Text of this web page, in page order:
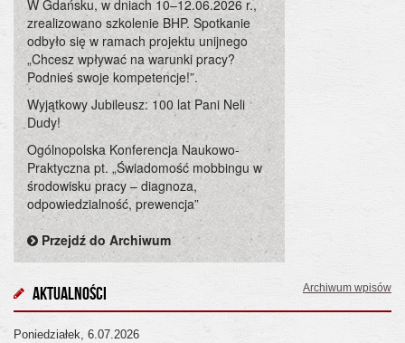
W Gdańsku, w dniach 10–12.06.2026 r.,
zrealizowano szkolenie BHP. Spotkanie
odbyło się w ramach projektu unijnego
„Chcesz wpływać na warunki pracy?
Podnieś swoje kompetencje!”.
Wyjątkowy Jubileusz: 100 lat Pani Neli
Dudy!
Ogólnopolska Konferencja Naukowo-
Praktyczna pt. „Świadomość mobbingu w
środowisku pracy – diagnoza,
odpowiedzialność, prewencja”
Przejdź do Archiwum
Aktualności Archiwum wpisów
Poniedziałek, 6.07.2026